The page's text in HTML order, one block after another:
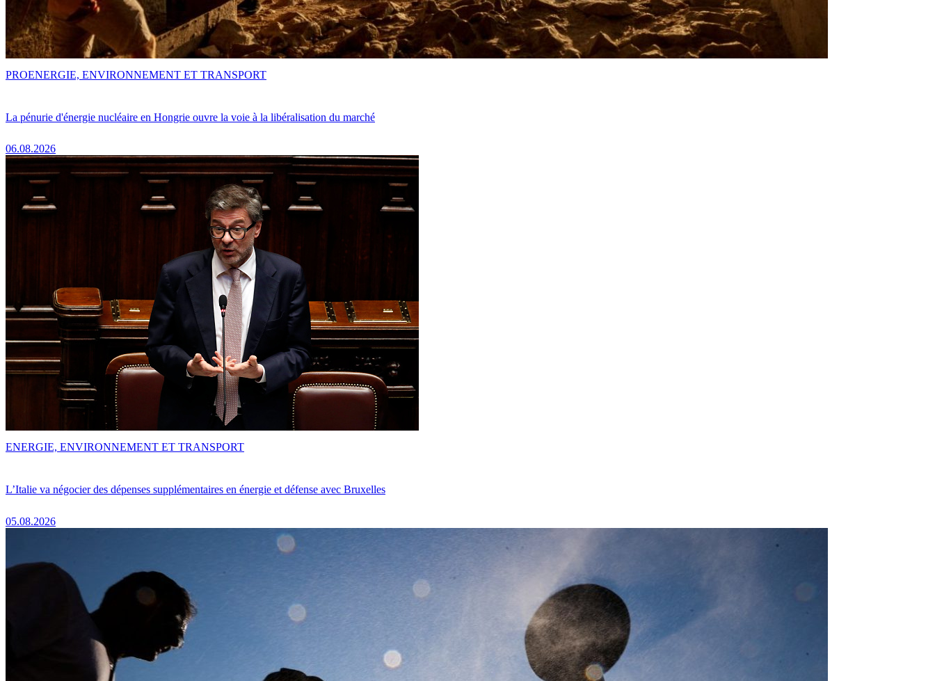
La pénurie d'énergie nucléaire en Hongrie ouvre la voie à la libéralisation du marché
06.08.2026
PROENERGIE, ENVIRONNEMENT ET TRANSPORT
L’Italie va négocier des dépenses supplémentaires en énergie et défense avec Bruxelles
05.08.2026
ENERGIE, ENVIRONNEMENT ET TRANSPORT